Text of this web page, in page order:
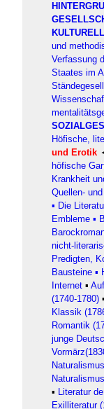
und
Verfassung
Staates im
Höfische,
und Erotik
höfische
Krankheit
Quellen-
▪ Die
Embleme ▪
nicht-
Predigten,
Bausteine ▪
Internet ▪
(1740-1780) ▪
Klassik
Romantik
junge
▪ Literatur
Exilliteratur